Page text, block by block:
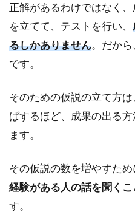
正解があるわけではなく
を立てて、テストを行い、
るしかありません。だか
です。
そのための仮説の立て方
ばするほど、成果の出る
ます。
その仮説の数を増やすため
経験がある人の話を聞く
す。